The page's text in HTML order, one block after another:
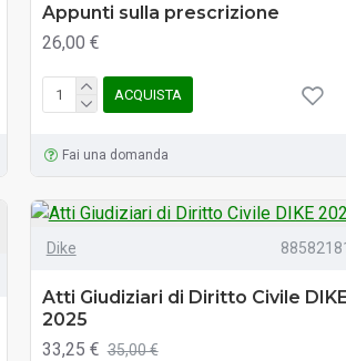
Appunti sulla prescrizione
26,00 €
ACQUISTA
Fai una domanda
Dike
Atti Giudiziari di Diritto Civile DIKE
2025
33,25 € 35,00 €